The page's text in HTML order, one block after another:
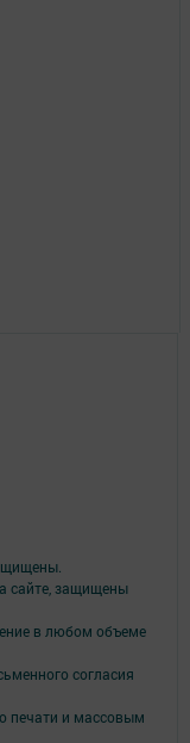
сайте, защищены
в любом объеме
согласия
печати и массовым